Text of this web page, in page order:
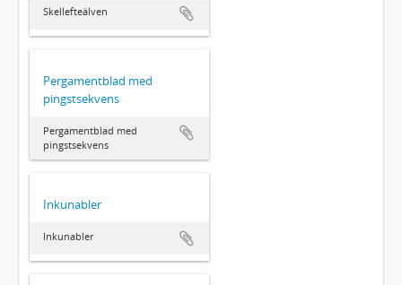
Skellefteälven
Pergamentblad med
pingstsekvens
Pergamentblad med
pingstsekvens
Inkunabler
Inkunabler